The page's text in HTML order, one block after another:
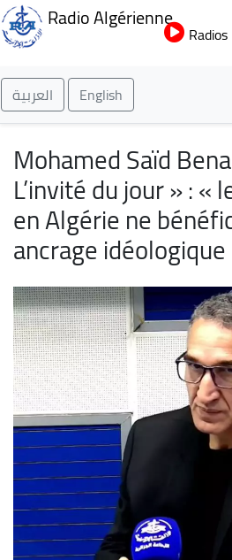
au
Radio Algérienne
Radios
العربية English
Mohamed Saïd
L’invité du jour » :
en Algérie ne
ancrage